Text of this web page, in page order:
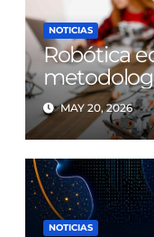
NOTICIAS
Robótica
de
ULA
MAY 20, 2026
NOTICIAS